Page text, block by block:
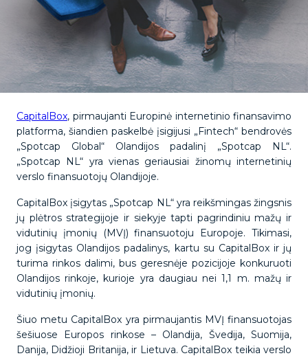
CapitalBox, pirmaujanti Europinė internetinio finansavimo
platforma, šiandien paskelbė įsigijusi „Fintech“ bendrovės
„Spotcap Global“ Olandijos padalinį „Spotcap NL“.
„Spotcap NL“ yra vienas geriausiai žinomų internetinių
verslo finansuotojų Olandijoje.
CapitalBox įsigytas „Spotcap NL“ yra reikšmingas žingsnis
jų plėtros strategijoje ir siekyje tapti pagrindiniu mažų ir
vidutinių įmonių (MVĮ) finansuotoju Europoje. Tikimasi,
jog įsigytas Olandijos padalinys, kartu su CapitalBox ir jų
turima rinkos dalimi, bus geresnėje pozicijoje konkuruoti
Olandijos rinkoje, kurioje yra daugiau nei 1,1 m. mažų ir
vidutinių įmonių.
Šiuo metu CapitalBox yra pirmaujantis MVĮ finansuotojas
šešiuose Europos rinkose – Olandija, Švedija, Suomija,
Danija, Didžioji Britanija, ir Lietuva. CapitalBox teikia verslo